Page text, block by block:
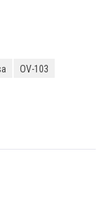
OV-103